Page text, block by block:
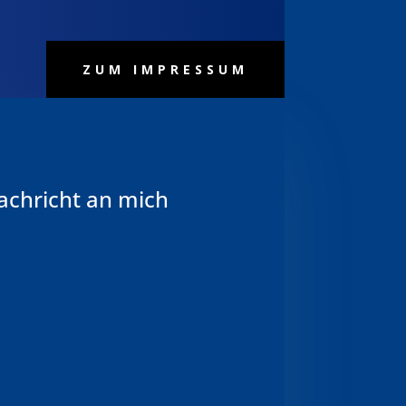
ZUM IMPRESSUM
an mich